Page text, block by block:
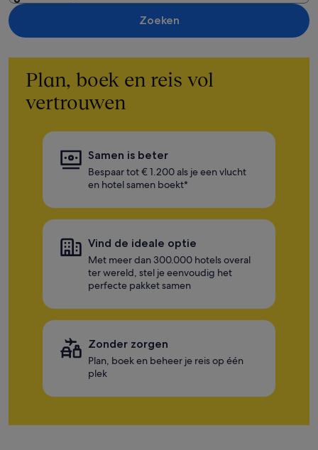
Zoeken
Plan, boek en reis vol
vertrouwen
Samen is beter
Bespaar tot € 1.200 als je een vlucht
en hotel samen boekt*
Vind de ideale optie
Met meer dan 300.000 hotels overal
ter wereld, stel je eenvoudig het
perfecte pakket samen
Zonder zorgen
Plan, boek en beheer je reis op één
plek